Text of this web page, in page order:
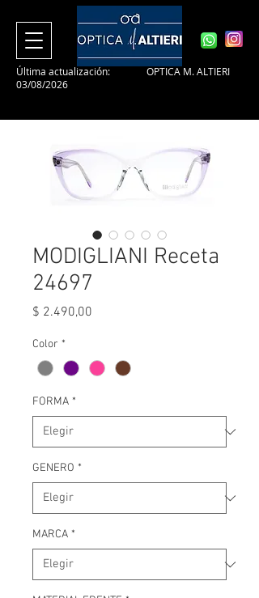
Última actualización:
03/08/2026
OPTICA M. ALTIERI
MODIGLIANI Receta
24697
$ 2.490,00
Color *
FORMA *
GENERO *
MARCA *